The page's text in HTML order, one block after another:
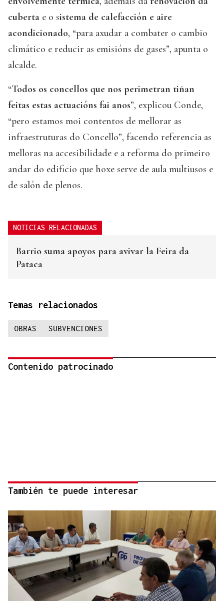
cuberta e o sistema de calefacción e aire
acondicionado, “para axudar a combater o cambio
climático e reducir as emisións de gases”, apunta o
alcalde.
“Todos os concellos que nos perimetran tiñan
feitas estas actuacións fai anos”, explicou Conde,
“pero estamos moi contentos de mellorar as
infraestruturas do Concello”, facendo referencia as
melloras na accesibilidade e a reforma do primeiro
andar do edificio que hoxe serve de aula multiusos e
de salón de plenos.
NOTICIAS RELACIONADAS
Barrio suma apoyos para avivar la Feira da
Pataca
Temas relacionados
OBRAS SUBVENCIONES
Contenido patrocinado
También te puede interesar